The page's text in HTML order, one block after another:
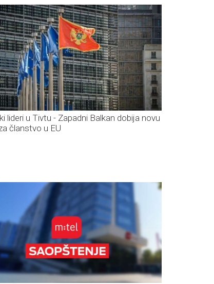
lideri u Tivtu - Zapadni Balkan dobija novu
članstvo u EU